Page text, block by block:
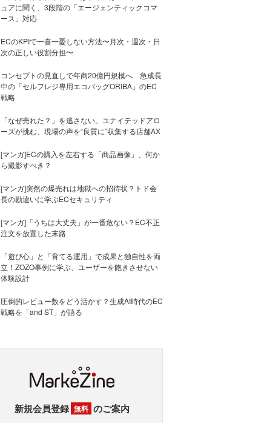
ュアに聞く、3段階の「エージェンティックコマ
ース」対応
ECのKPIで一喜一憂しない方法〜月次・週次・日
次の正しい役割分担〜
コンセプトの見直しで年商20億円規模へ 急成長
中の「セルフレジ専用エコバッグORIBA」のEC
戦略
「なぜ売れた？」を逃さない。ユナイテッドアロ
ーズが挑む、現場の声を“良質に”収集する店舗AX
[マンガ]ECの購入を左右する「商品画像」、何か
ら撮影すべき？
[マンガ]突然の爆売れは地獄への招待状？トド会
長の勘違いに学ぶECセキュリティ
[マンガ]「うちは大丈夫」が一番危ない？EC不正
注文を放置した末路
「遊び心」と「育てる運用」で成果と独自性を両
立！ZOZO事例に学ぶ、ユーザーを飽きさせない
体験設計
圧倒的レビュー数をどう活かす？生成AI時代のEC
戦略を「and ST」が語る
新規会員登録 無料 のご案内